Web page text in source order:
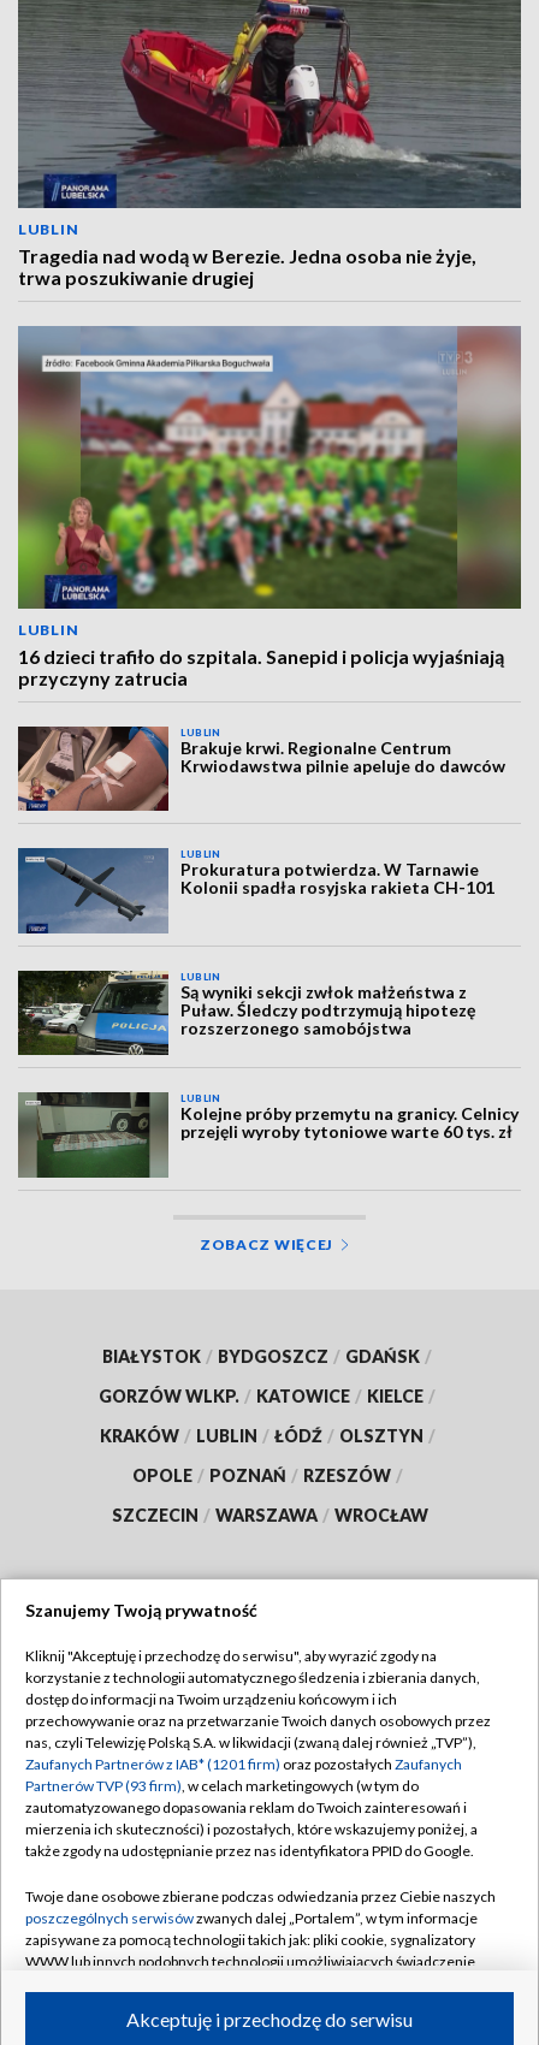
LUBLIN
Tragedia nad wodą w Berezie. Jedna osoba nie żyje,
trwa poszukiwanie drugiej
LUBLIN
16 dzieci trafiło do szpitala. Sanepid i policja wyjaśniają
przyczyny zatrucia
LUBLIN
Brakuje krwi. Regionalne Centrum
Krwiodawstwa pilnie apeluje do dawców
LUBLIN
Prokuratura potwierdza. W Tarnawie
Kolonii spadła rosyjska rakieta CH-101
LUBLIN
Są wyniki sekcji zwłok małżeństwa z
Puław. Śledczy podtrzymują hipotezę
rozszerzonego samobójstwa
LUBLIN
Kolejne próby przemytu na granicy. Celnicy
przejęli wyroby tytoniowe warte 60 tys. zł
ZOBACZ WIĘCEJ
BIAŁYSTOK / BYDGOSZCZ / GDAŃSK /
GORZÓW WLKP. / KATOWICE / KIELCE /
KRAKÓW / LUBLIN / ŁÓDŹ / OLSZTYN /
OPOLE / POZNAŃ / RZESZÓW /
SZCZECIN / WARSZAWA / WROCŁAW
TVP
Abonament TVP
Emisja w TVP
Centrum informacji TVP
Naziemna Telewizja Cyfrowa
Rada Programowa
System NOS
Informacje o nadawcy
Program dla prasy
Regulamin TVP
Polityka prywatności
Moje zgody
Pomoc
Kontakt
Kanały
Szanujemy Twoją prywatność
Kliknij "Akceptuję i przechodzę do serwisu", aby wyrazić zgody na
korzystanie z technologii automatycznego śledzenia i zbierania danych,
dostęp do informacji na Twoim urządzeniu końcowym i ich
przechowywanie oraz na przetwarzanie Twoich danych osobowych przez
nas, czyli Telewizję Polską S.A. w likwidacji (zwaną dalej również „TVP”),
Zaufanych Partnerów z IAB* (1201 firm) oraz pozostałych Zaufanych
Partnerów TVP (93 firm), w celach marketingowych (w tym do
zautomatyzowanego dopasowania reklam do Twoich zainteresowań i
mierzenia ich skuteczności) i pozostałych, które wskazujemy poniżej, a
także zgody na udostępnianie przez nas identyfikatora PPID do Google.
Twoje dane osobowe zbierane podczas odwiedzania przez Ciebie naszych
poszczególnych serwisówzwanych dalej „Portalem”, w tym informacje
zapisywane za pomocą technologii takich jak: pliki cookie, sygnalizatory
WWW lub innych podobnych technologii umożliwiających świadczenie
ruchu w Internecie.Akceptuję i przechodzę do serwisu